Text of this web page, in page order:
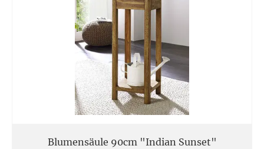
Blumensäule 90cm "Indian Sunset"